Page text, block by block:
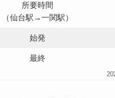
所要時間
（仙台駅→一関駅）
始発
最終